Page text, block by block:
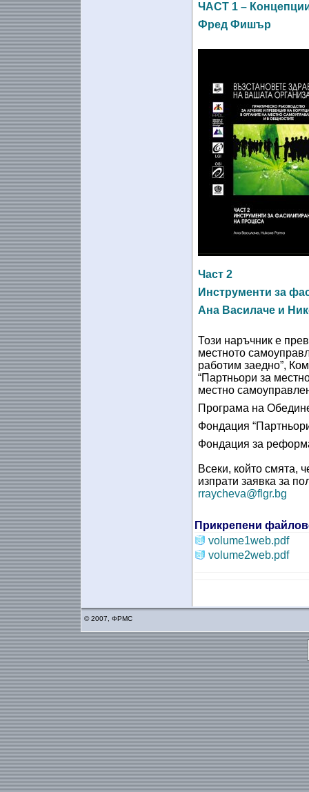
ЧАСТ 1 –
Фред Фишър
Част 2
Инструменти за
Ана Василаче и
Този наръчник е
местното
работим заедно”,
“Партньори за
местно
Програма на
Фондация
Фондация за
Всеки, който смята,
изпрати заявка за
rraycheva@flgr.bg
Прикрепени
volume1web.pdf
volume2web.pdf
© 2007, ФРМС